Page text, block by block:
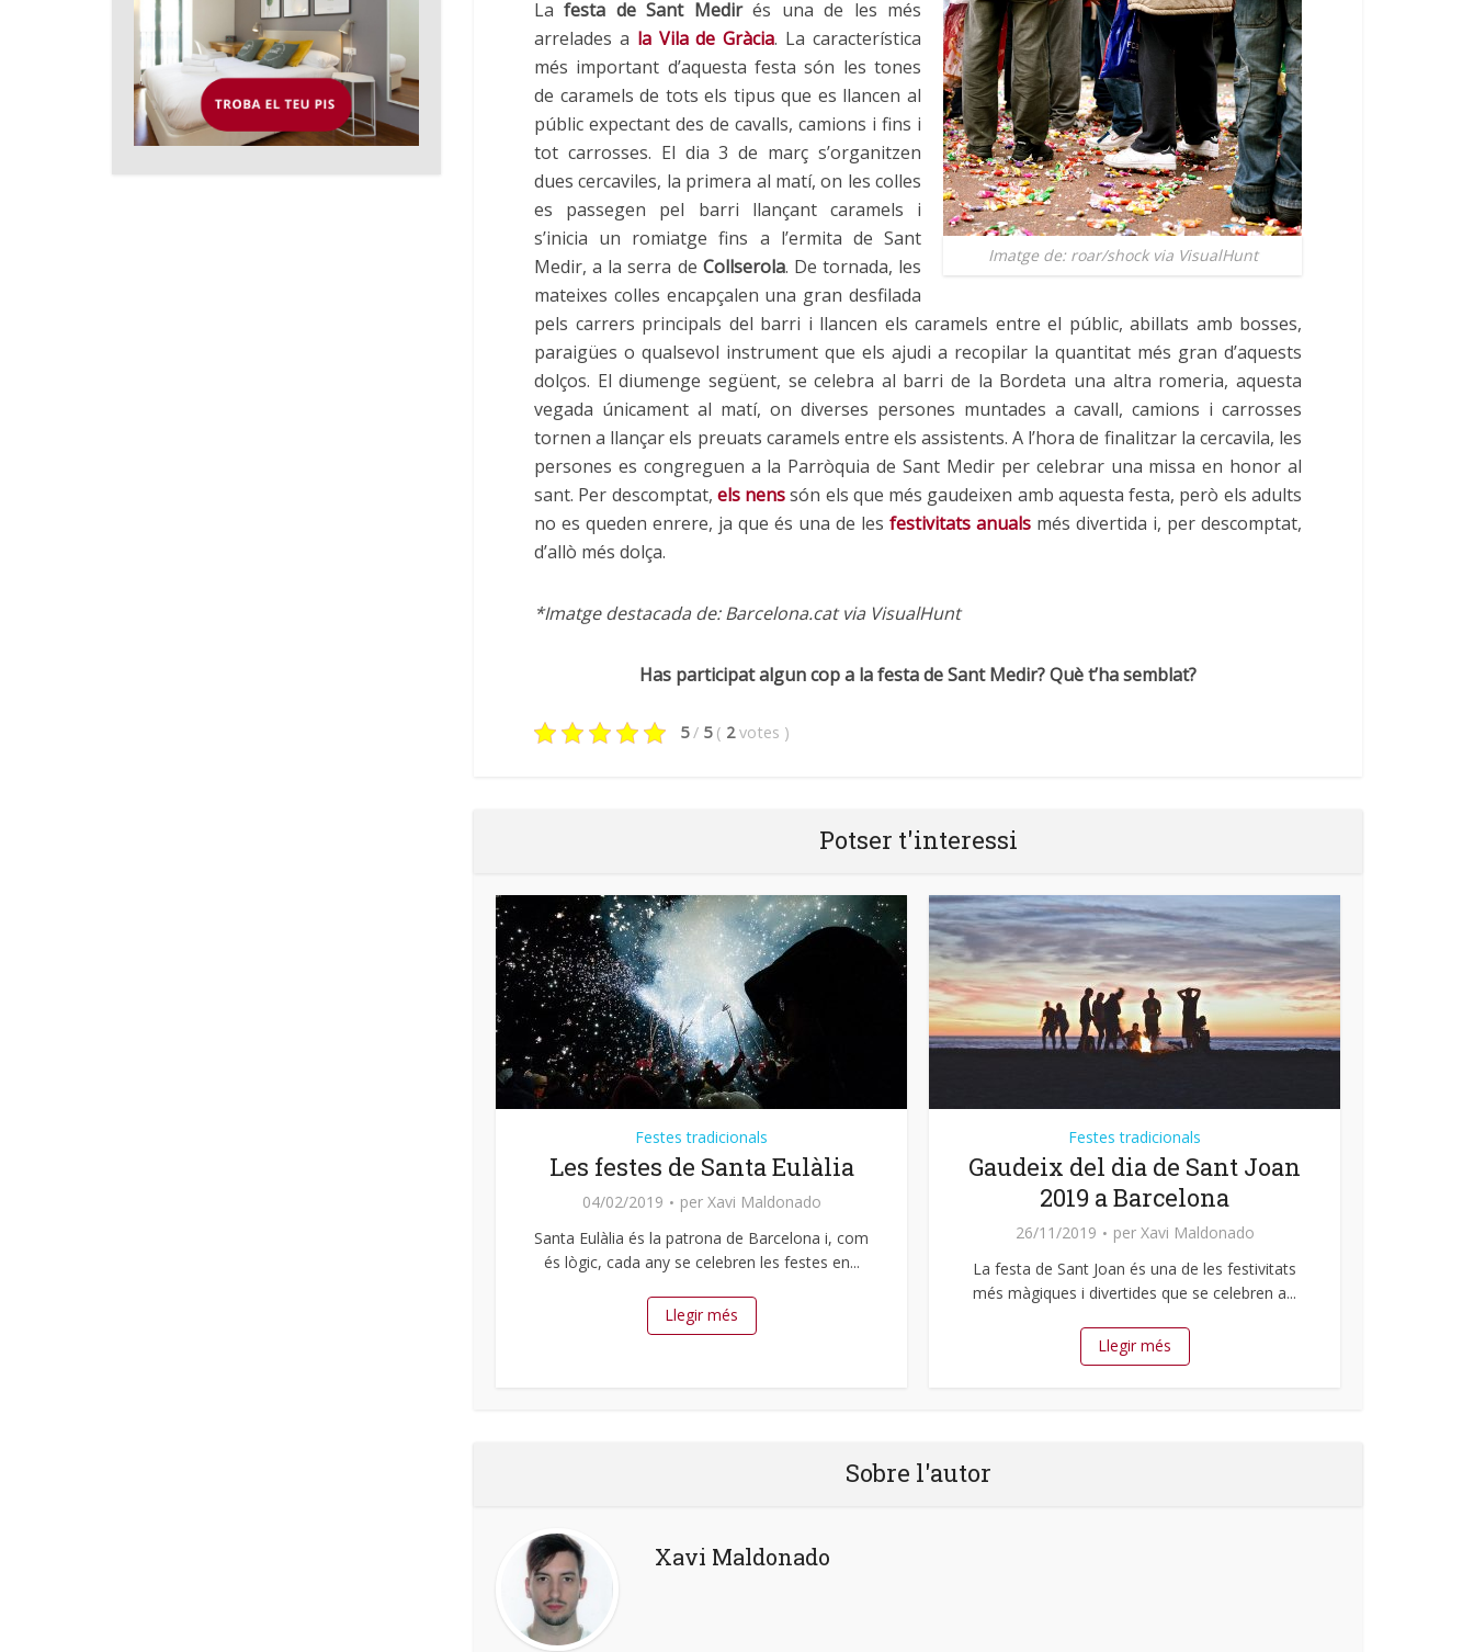
Imatge de: roar/shock via VisualHunt
Lafesta de Sant Medirés una de les més
arrelades a la Vila de Gràcia. La característica
més important d’aquesta festa són les tones
de caramels de tots els tipus que es llancen al
públic expectant des de cavalls, camions i fins i
tot carrosses. El dia 3 de març s’organitzen
dues cercaviles, la primera al matí, on les colles
es passegen pel barri llançant caramels i
s’inicia un romiatge fins a l’ermita de Sant
Medir, a la serra de Collserola. De tornada, les
mateixes colles encapçalen una gran desfilada
pels carrers principals del barri i llancen els caramels entre el públic, abillats amb bosses,
paraigües o qualsevol instrument que els ajudi a recopilar la quantitat més gran d’aquests
dolços. El diumenge següent, se celebra al barri de la Bordeta una altra romeria, aquesta
vegada únicament al matí, on diverses persones muntades a cavall, camions i carrosses
tornen a llançar els preuats caramels entre els assistents. A l’hora de finalitzar la cercavila, les
persones es congreguen a la Parròquia de Sant Medir per celebrar una missa en honor al
sant. Per descomptat, els nenssón els que més gaudeixen amb aquesta festa, però els adults
no es queden enrere, ja que és una de les festivitats anuals més divertida i, per descomptat,
d’allò més dolça.
*Imatge destacada de: Barcelona.catvia VisualHunt
Has participat algun cop a la festa de Sant Medir? Què t’ha semblat?
5 / 5 ( 2 votes )
Potser t'interessi
Festes tradicionals
Les festes de Santa Eulàlia
04/02/2019 per Xavi Maldonado
Santa Eulàlia és la patrona de Barcelona i, com
és lògic, cada any se celebren les festes en...
Llegir més
Festes tradicionals
Gaudeix del dia de Sant Joan
2019 a Barcelona
26/11/2019 per Xavi Maldonado
La festa de Sant Joan és una de les festivitats
més màgiques i divertides que se celebren a...
Llegir més
Sobre l'autor
Xavi Maldonado